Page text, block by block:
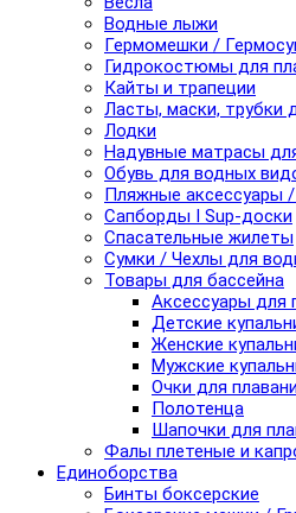
Водные лыжи
Гермомешки /
Гидрокостюмы для
Кайты и трапеции
Ласты, маски, трубки
Лодки
Надувные матрасы
Обувь для водных
Пляжные аксессуары
Сапборды I Sup-доски
Спасательные жилеты
Сумки / Чехлы для
Товары для бассейна
Аксессуары для
Детские
Женские
Мужские
Очки для
Полотенца
Шапочки для
Фалы плетеные и
Единоборства
Бинты боксерские